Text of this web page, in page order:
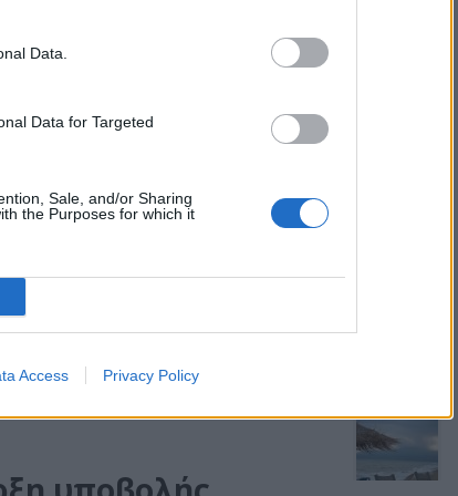
Data.
Data for Targeted
Sale, and/or Sharing
the Purposes for which it
Access Privacy Policy
–την Παρασκευή 17 Ιουλίου 2026-
Νίκο Χριστοδουλίδη, το βιβλίο «Λαλώ...
δώρο 52χρονης –
της σε τρεις
ανθρώπους δίνει με το θάνατό της
Πλατανιά. Η γυναίκα σκόνταψε,